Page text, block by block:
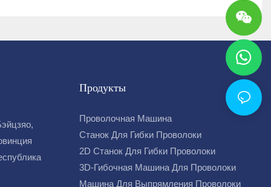
Продукты
Проволочная Машина
Станок Для Гибки Проволоки
2D Станок Для Гибки Проволоки
3D-Гибочная Машина Для Проволоки
Машина Для Выпрямления Проволоки